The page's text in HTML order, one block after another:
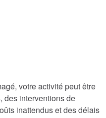
techniques
votre activité peut être
des interventions de
inattendus et des délais